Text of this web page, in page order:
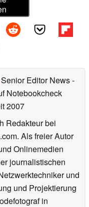
Editor News-
Notebookcheck
2007
Redakteur bei
Als freier Autor
Onlinemedien
journalistischen
und
und Projektierung
in